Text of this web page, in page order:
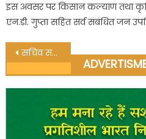
इस अवसर पर किसान कल्याण तथा
एन.डी. गुप्ता सहित सर्व संबंधित जन
Post
navigation
सचिव संघ ने एसडीएम पुष्पराजगढ़ को सौपे ज्ञापन, कार्यवाही करने की किये मांग